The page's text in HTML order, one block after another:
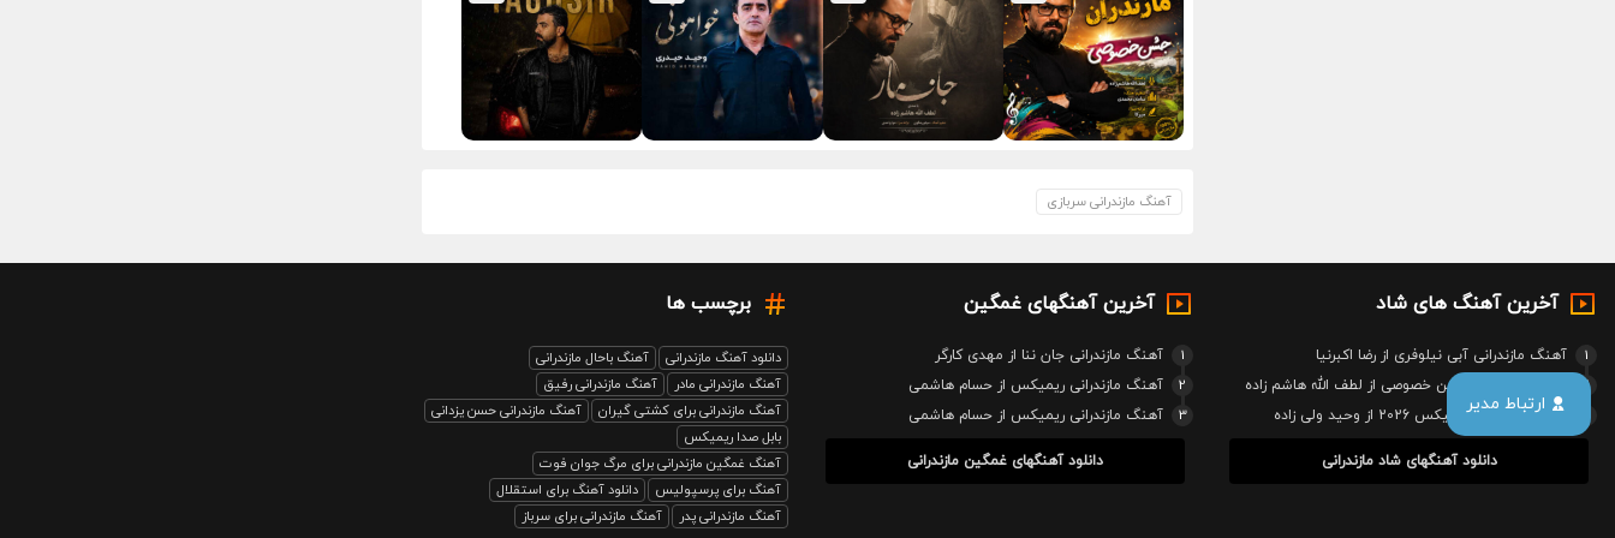
ارتباط مدیر
آهنگ مازندرانی سربازی
آخرین آهنگ های شاد
1
آهنگ مازندرانی آبی نیلوفری از رضا اکبرنیا
2
آهنگ مازندرانی جشن خصوصی از لطف الله هاشم زاده
3
آهنگ مازندرانی ریمیکس 2026 از وحید ولی زاده
دانلود آهنگهای شاد مازندرانی
آخرین آهنگهای غمگین
1
آهنگ مازندرانی جان ننا از مهدی کارگر
2
آهنگ مازندرانی ریمیکس از حسام هاشمی
3
آهنگ مازندرانی ریمیکس از حسام هاشمی
دانلود آهنگهای غمگین مازندرانی
برچسب ها
دانلود آهنگ مازندرانی
آهنگ باحال مازندرانی
آهنگ مازندرانی مادر
آهنگ مازندرانی رفیق
آهنگ مازندرانی برای کشتی گیران
آهنگ مازندرانی حسن یزدانی
بابل صدا ریمیکس
آهنگ غمگین مازندرانی برای مرگ جوان فوت
آهنگ برای پرسپولیس
دانلود آهنگ برای استقلال
آهنگ مازندرانی پدر
آهنگ مازندرانی برای سرباز